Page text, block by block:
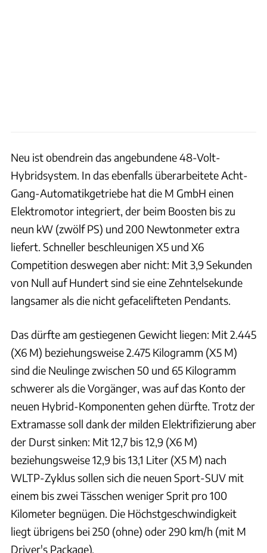
Neu ist obendrein das angebundene 48-Volt-
Hybridsystem. In das ebenfalls überarbeitete Acht-
Gang-Automatikgetriebe hat die M GmbH einen
Elektromotor integriert, der beim Boosten bis zu
neun kW (zwölf PS) und 200 Newtonmeter extra
liefert. Schneller beschleunigen X5 und X6
Competition deswegen aber nicht: Mit 3,9 Sekunden
von Null auf Hundert sind sie eine Zehntelsekunde
langsamer als die nicht gefacelifteten Pendants.
Das dürfte am gestiegenen Gewicht liegen: Mit 2.445
(X6 M) beziehungsweise 2.475 Kilogramm (X5 M)
sind die Neulinge zwischen 50 und 65 Kilogramm
schwerer als die Vorgänger, was auf das Konto der
neuen Hybrid-Komponenten gehen dürfte. Trotz der
Extramasse soll dank der milden Elektrifizierung aber
der Durst sinken: Mit 12,7 bis 12,9 (X6 M)
beziehungsweise 12,9 bis 13,1 Liter (X5 M) nach
WLTP-Zyklus sollen sich die neuen Sport-SUV mit
einem bis zwei Tässchen weniger Sprit pro 100
Kilometer begnügen. Die Höchstgeschwindigkeit
liegt übrigens bei 250 (ohne) oder 290 km/h (mit M
Driver's Package).